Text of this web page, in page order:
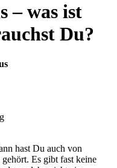
– was ist
Du?
hast Du auch von
Es gibt fast keine